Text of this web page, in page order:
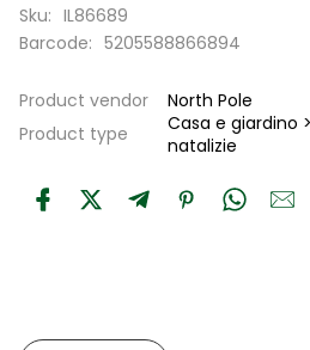
Sku: IL86689
Barcode: 5205588866894
Product vendor
North Pole
Product type
Casa e giardino
natalizie